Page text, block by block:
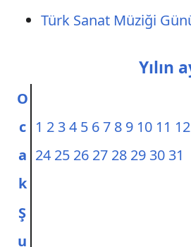
Türk Sanat Müziği
Yılın
O
c
a
k
1 2 34 5 67 8 9 10 11 12
24 25 26 27 28 29 30 31
Ş
u